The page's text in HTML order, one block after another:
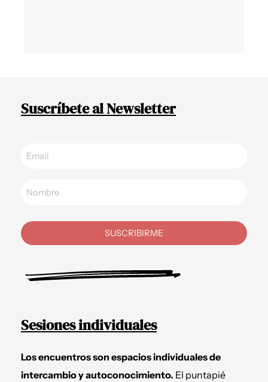
Suscríbete al Newsletter
SUSCRIBIRME
Sesiones individuales
Los encuentros son espacios individuales de
intercambio y autoconocimiento. El puntapié